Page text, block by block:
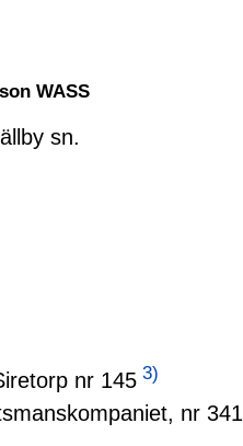
WASS
sn.
nr 145 3)
nr 341